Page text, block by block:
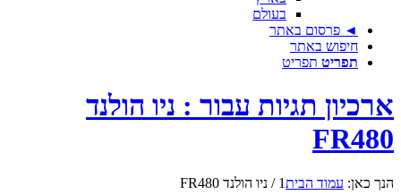
בעולם
◄ פרסום באתר
חיפוש באתר
תפריט תפריט
ארכיון תגיות עבור : ניו הולנד
FR480
הנך כאן: עמוד הבית1
/ ניו הולנד FR480